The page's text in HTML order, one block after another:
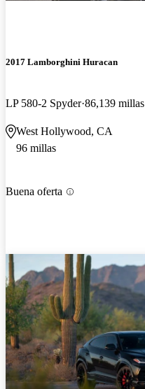
2017 Lamborghini Huracan
LP 580-2 Spyder 86,139 millas
West Hollywood, CA
96 millas
Buena oferta